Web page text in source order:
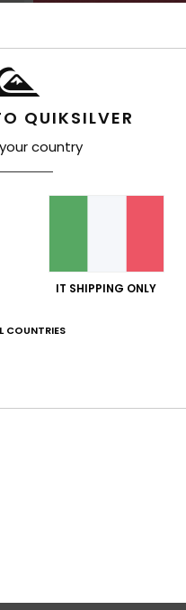
QUIKSILVER
country
IT SHIPPING ONLY
COUNTRIES